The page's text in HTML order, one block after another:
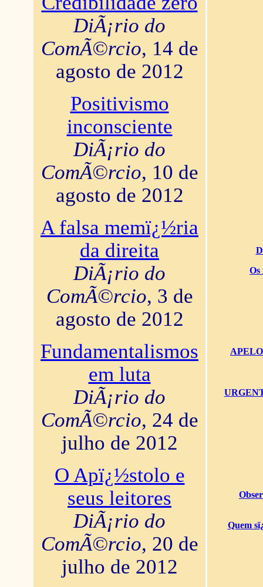
DiÃ¡rio do
ComÃ©rcio, 14 de
agosto de 2012
Positivismo
inconsciente
DiÃ¡rio do
ComÃ©rcio, 10 de
agosto de 2012
A falsa memï¿½ria
da direita
DiÃ¡rio do
ComÃ©rcio, 3 de
agosto de 2012
Fundamentalismos
em luta
DiÃ¡rio do
ComÃ©rcio, 24 de
julho de 2012
O Apï¿½stolo e
seus leitores
DiÃ¡rio do
ComÃ©rcio, 20 de
julho de 2012
Os
Quem